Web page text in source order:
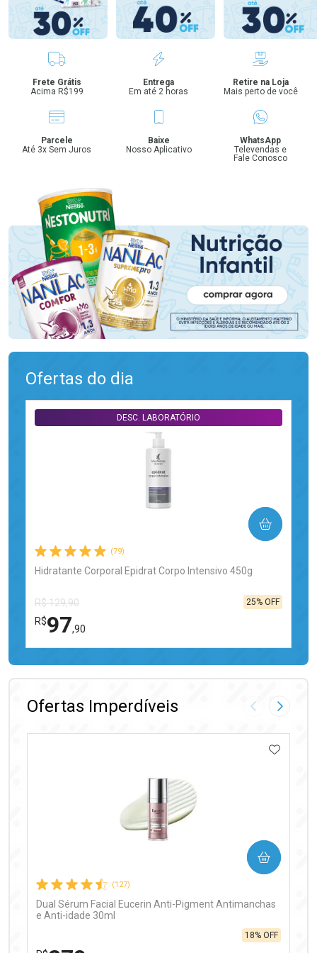
Benefícios
Frete Grátis
Acima R$199
Entrega
Em até 2 horas
Retire na Loja
Mais perto de você
Parcele
Até 3x Sem Juros
Baixe
Nosso Aplicativo
WhatsApp
Televendas e
Fale Conosco
Ofertas do dia
(79)
Hidratante Corporal Epidrat Corpo Intensivo 450g
DESC. LABORATÓRIO
R$ 129,90
R$97,90
25% OFF
COMPRAR
FECHAR
FECHAR
Ofertas Imperdíveis Imagem
(127)
Dual Sérum Facial Eucerin Anti-Pigment Antimanchas
e Anti-idade 30ml
18% OFF
COMPRAR